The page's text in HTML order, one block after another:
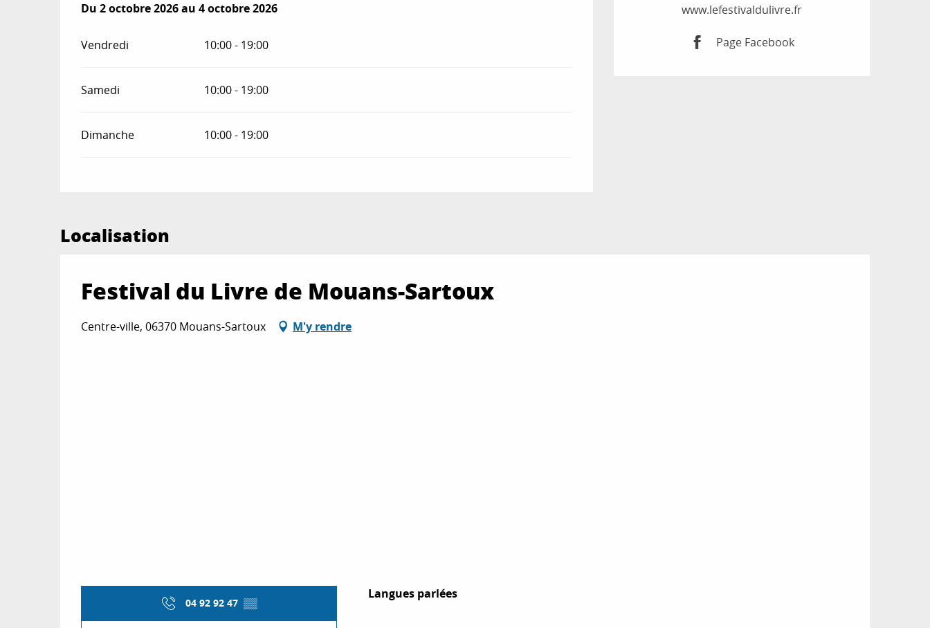
www.lefestivaldulivre.fr
Page Facebook
Du 2 octobre 2026au 4 octobre 2026
Du 2 octobre 2026au 4 octobre 2026
Vendredi 10:00 - 19:00
Samedi 10:00 - 19:00
Dimanche 10:00 - 19:00
Localisation
Festival du Livre de Mouans-Sartoux
Centre-ville, 06370 Mouans-Sartoux M'y rendre
04 92 92 47 ▒▒
Langues parlées
Langues parlées